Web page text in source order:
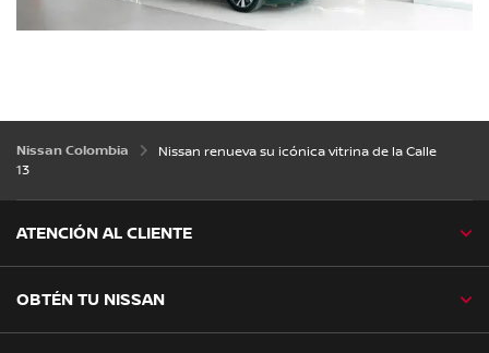
Nissan Colombia
Nissan renueva su icónica vitrina de la Calle
13
ATENCIÓN AL CLIENTE
OBTÉN TU NISSAN